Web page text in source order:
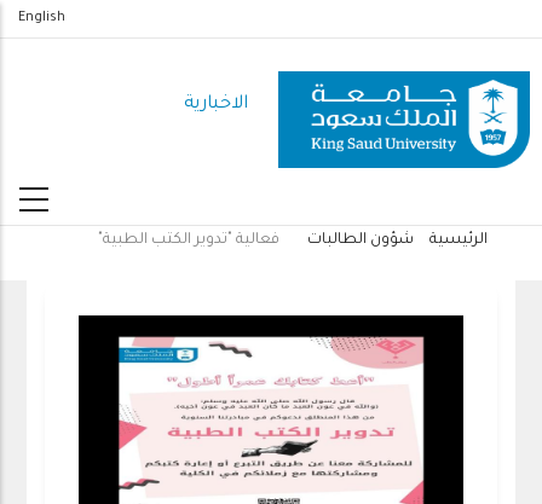
المحتوى
الرئيسي
English
الاخبارية
الرئيسية شؤون الطالبات فعالية "تدوير الكتب الطبية"